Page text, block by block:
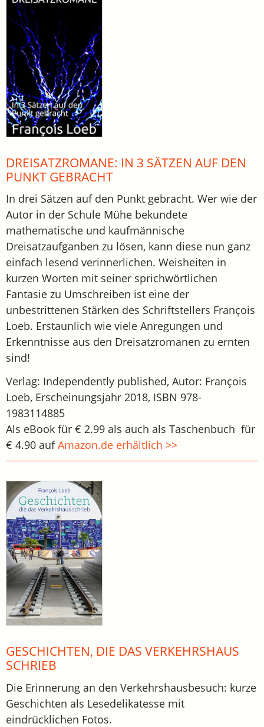
DREISATZROMANE: IN 3 SÄTZEN AUF DEN
PUNKT GEBRACHT
In drei Sätzen auf den Punkt gebracht. Wer wie der
Autor in der Schule Mühe bekundete
mathematische und kaufmännische
Dreisatzaufganben zu lösen, kann diese nun ganz
einfach lesend verinnerlichen. Weisheiten in
kurzen Worten mit seiner sprichwörtlichen
Fantasie zu Umschreiben ist eine der
unbestrittenen Stärken des Schriftstellers François
Loeb. Erstaunlich wie viele Anregungen und
Erkenntnisse aus den Dreisatzromanen zu ernten
sind!
Verlag: Independently published, Autor: François
Loeb, Erscheinungsjahr 2018, ISBN 978-
1983114885
Als eBook für € 2.99 als auch als Taschenbuch für
€ 4.90 aufAmazon.de erhältlich >>
GESCHICHTEN, DIE DAS VERKEHRSHAUS
SCHRIEB
Die Erinnerung an den Verkehrshausbesuch: kurze
Geschichten als Lesedelikatesse mit
eindrücklichen Fotos.